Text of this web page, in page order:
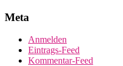
Meta
Anmelden
Eintrags-Feed
Kommentar-Feed